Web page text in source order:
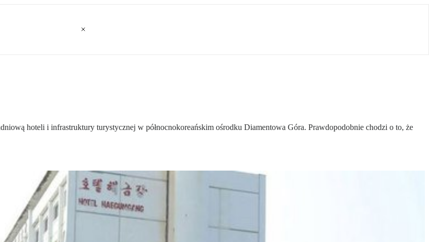
hoteli i infrastruktury turystycznej w północnokoreańskim ośrodku Diamentowa Góra. Prawdopodobnie chodzi o to, że